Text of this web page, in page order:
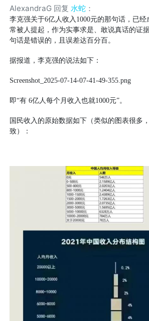
AlexandraG 回复 水蛇 ：
李克强关于6亿人收入1000元的那句话，已经
常被人提起，作为实事求是、敢说真话的证
句话是错误的，且误差达百分百。
据报道，李克强的说法如下：
Screenshot_2025-07-14-07-41-49-355.png
即“有 6亿人每个月收入也就1000元”。
国民收入的原始数据如下（类似的图表很多
致）：